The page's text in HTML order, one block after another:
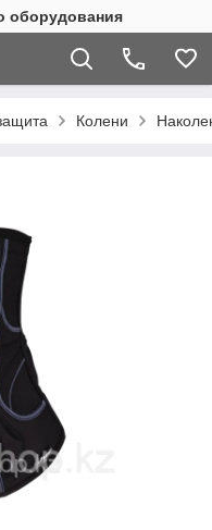
оборудования
Колени